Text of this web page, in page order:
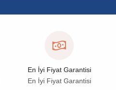
En İyi Fiyat Garantisi
En İyi Fiyat Garantisi